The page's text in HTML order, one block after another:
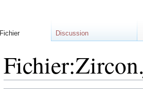
Fichier Discussion